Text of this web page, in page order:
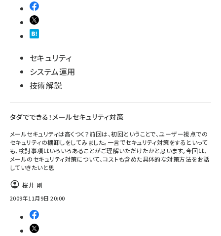
セキュリティ
システム運用
技術解説
タダでできる！メールセキュリティ対策
メールセキュリティは高くつく？前回は、初回ということで、ユーザー視点での
セキュリティの棚卸しをしてみました。一言でセキュリティ対策をするといって
も、検討事項はいろいろあることがご理解いただけたかと思います。今回は、
メールのセキュリティ対策について、コストも含めた具体的な対策方法をお話
していきたいと思
桜井 剛
2009年11月9日 20:00